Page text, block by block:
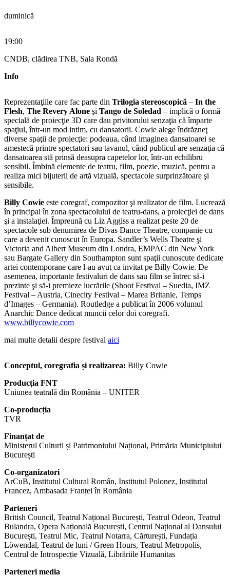
duminică
19:00
CNDB, clădirea TNB, Sala Rondă
Info
Reprezentaţiile care fac parte din Trilogia stereoscopică – In the
Flesh, The Revery Alone şi Tango de Soledad – implică o formă
specială de proiecţie 3D care dau privitorului senzaţia că împarte
spaţiul, într-un mod intim, cu dansatorii. Cowie alege îndrăzneţ
diverse spaţii de proiecţie: podeaua, când imaginea dansatoarei se
amestecă printre spectatori sau tavanul, când publicul are senzaţia că
dansatoarea stă prinsă deasupra capetelor lor, într-un echilibru
sensibil. Îmbină elemente de teatru, film, poezie, muzică, pentru a
realiza mici bijuterii de artă vizuală, spectacole surprinzătoare şi
sensibile.
Billy Cowie este coregraf, compozitor şi realizator de film. Lucrează
în principal în zona spectacolului de teatru-dans, a proiecţiei de dans
şi a instalaţiei. Împreună cu Liz Aggiss a realizat peste 20 de
spectacole sub denumirea de Divas Dance Theatre, companie cu
care a devenit cunoscut în Europa. Sandler’s Wells Theatre şi
Victoria and Albert Museum din Londra, EMPAC din New York
sau Bargate Gallery din Southampton sunt spaţii cunoscute dedicate
artei contemporane care l-au avut ca invitat pe Billy Cowie. De
asemenea, importante festivaluri de dans sau film se întrec să-i
prezinte şi să-i premieze lucrările (Shoot Festival – Suedia, IMZ
Festival – Austria, Cinecity Festival – Marea Britanie, Temps
d’Images – Germania). Routledge a publicat în 2006 volumul
Anarchic Dance dedicat muncii celor doi coregrafi.
www.billycowie.com
mai multe detalii despre festival aici
Conceptul, coregrafia și realizarea: Billy Cowie
Producția FNT
Uniunea teatrală din România – UNITER
Co-producția
TVR
Finanțat de
Ministerul Culturii și Patrimoniului Național, Primăria Municipiului
București
Co-organizatori
ArCuB, Institutul Cultural Român, Institutul Polonez, Institutul
Francez, Ambasada Franței în România
Parteneri
British Council, Teatrul Național București, Teatrul Odeon, Teatrul
Bulandra, Opera Națională București, Centrul Național al Dansului
București, Teatrul Mic, Teatrul Notarra, Cărturești, Fundația
Löwendal, Teatrul de luni / Green Hours, Teatrul Metropolis,
Centrul de Introspecție Vizuală, Librăriile Humanitas
Parteneri media